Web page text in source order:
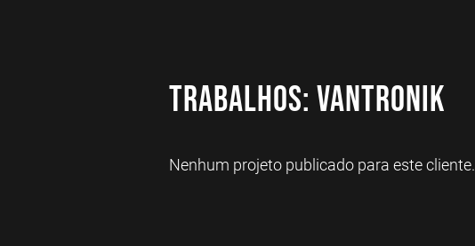
Trabalhos: vanTronik
Nenhum projeto publicado para este cliente.